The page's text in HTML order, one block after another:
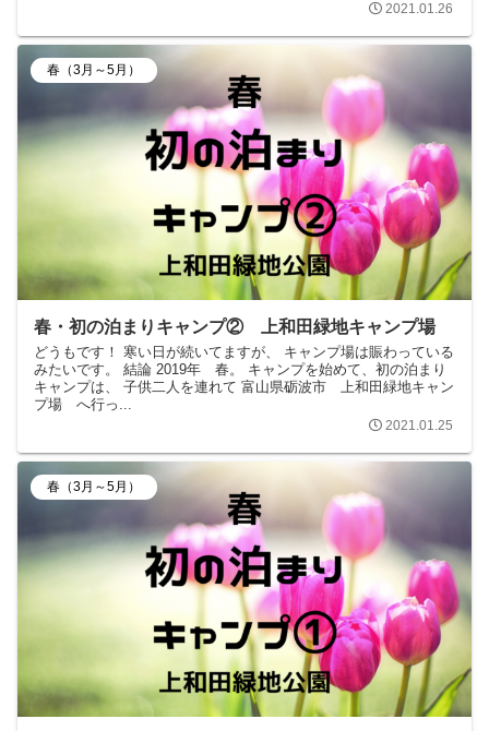
2021.01.26
春（3月～5月）
春・初の泊まりキャンプ② 上和田緑地キャンプ場
どうもです！ 寒い日が続いてますが、 キャンプ場は賑わっている
みたいです。 結論 2019年 春。 キャンプを始めて、初の泊まり
キャンプは、 子供二人を連れて 富山県砺波市 上和田緑地キャン
プ場 へ行っ...
2021.01.25
春（3月～5月）